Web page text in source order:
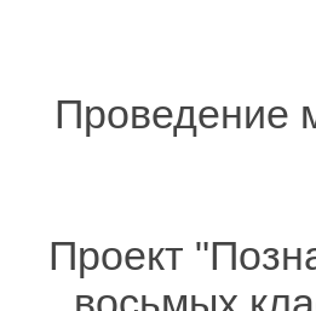
Проведение
Проект